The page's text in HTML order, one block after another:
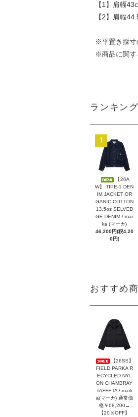
【1】肩幅
【2】肩幅
※平置き採寸
※商品に関す
ランキング
1
【26A
W】 TIPE-1 DEN
IM JACKET OR
GANIC COTTON
13.5oz SELVED
GE DENIM / mar
ka (マーカ)
46,200円(税4,20
0円)
おすすめ
【26SS】
FIELD PARKA R
ECYCLED NYL
ON CHAMBRAY
TAFFETA / mark
a(マーカ) 通常価
格￥68,200→
【20％OFF】